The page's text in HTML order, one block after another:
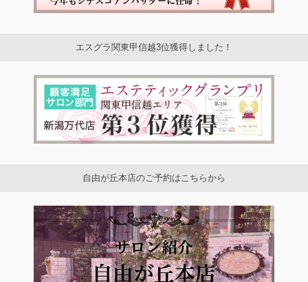
エスグラ関東甲信越3位獲得しました！
自由が丘本店のご予約はこちらから